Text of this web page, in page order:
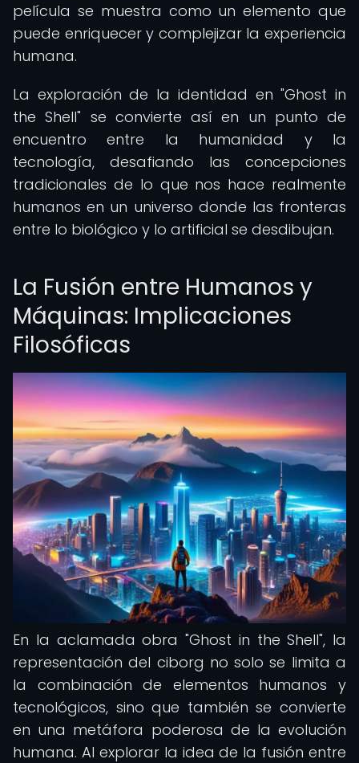
película se muestra como un elemento que
puede enriquecer y complejizar la experiencia
humana.
La exploración de la identidad en "Ghost in
the Shell" se convierte así en un punto de
encuentro entre la humanidad y la
tecnología, desafiando las concepciones
tradicionales de lo que nos hace realmente
humanos en un universo donde las fronteras
entre lo biológico y lo artificial se desdibujan.
La Fusión entre Humanos y
Máquinas: Implicaciones
Filosóficas
En la aclamada obra "Ghost in the Shell", la
representación del ciborg no solo se limita a
la combinación de elementos humanos y
tecnológicos, sino que también se convierte
en una metáfora poderosa de la evolución
humana. Al explorar la idea de la fusión entre